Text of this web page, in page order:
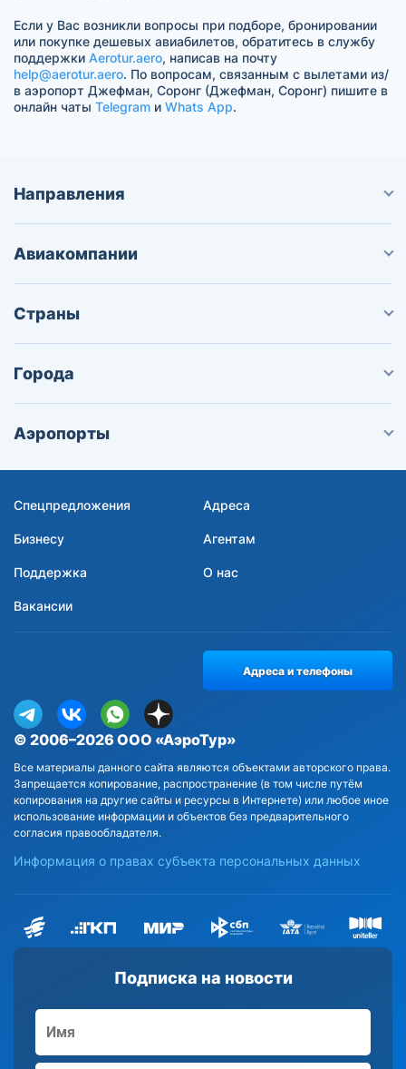
Если у Вас возникли вопросы при подборе, бронировании
или покупке дешевых авиабилетов, обратитесь в службу
поддержки Aerotur.aero, написав на почту
help@aerotur.aero. По вопросам, связанным с вылетами из/
в аэропорт Джефман, Соронг (Джефман, Соронг) пишите в
онлайн чаты Telegram и Whats App.
Направления
Авиакомпании
Страны
Города
Аэропорты
Спецпредложения Адреса
Бизнесу Агентам
Поддержка О нас
Вакансии
Подписка на новости
© 2006–2026 ООО «АэроТур»
Все материалы данного сайта являются объектами авторского права.
Запрещается копирование, распространение (в том числе путём
копирования на другие сайты и ресурсы в Интернете) или любое иное
использование информации и объектов без предварительного
согласия правообладателя.
Информация о правах субъекта персональных данных
Адреса и телефоны